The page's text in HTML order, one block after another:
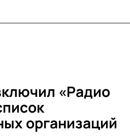
«Радио
организаций